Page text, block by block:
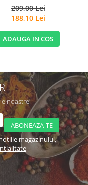
209,00 Lei
188,10 Lei
ADAUGA IN COS
noastre
magazinului.